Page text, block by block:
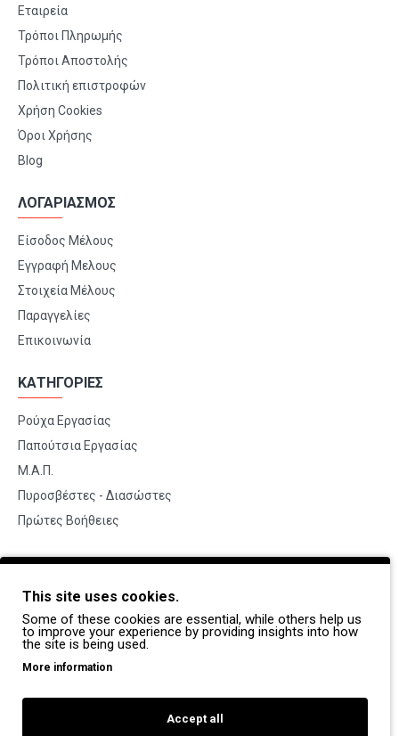
Εταιρεία
Τρόποι Πληρωμής
Τρόποι Αποστολής
Πολιτική επιστροφών
Χρήση Cookies
Όροι Χρήσης
Blog
ΛΟΓΑΡΙΑΣΜΟΣ
Είσοδος Μέλους
Εγγραφή Μελους
Στοιχεία Μέλους
Παραγγελίες
Επικοινωνία
ΚΑΤΗΓΟΡΙΕΣ
Ρούχα Εργασίας
Παπούτσια Εργασίας
Μ.Α.Π.
Πυροσβέστες - Διασώστες
Πρώτες Βοήθειες
BRANDS
Payper
Dike
Coverguard
Portwest
Exena
This site uses cookies.
Some of these cookies are essential, while others help us
to improve your experience by providing insights into how
the site is being used.
More information
Accept all